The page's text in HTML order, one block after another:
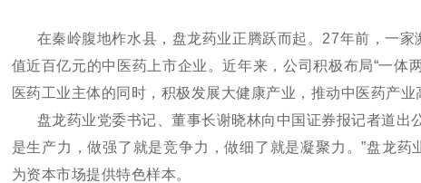
在秦岭腹地柞水县，盘龙药业正腾跃而起。 27年前，一家
值近百亿元的中医药上市企业。近年来，公司积极布局“一体
医药工业主体的同时，积极发展大健康产业，推动中医药产业
盘龙药业党委书记、董事长谢晓林向中国证券报记者道出
是生产力，做强了就是竞争力，做细了就是凝聚力。”盘龙
为资本市场提供特色样本。